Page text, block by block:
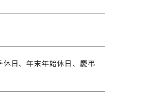
日、年末年始休日、慶弔